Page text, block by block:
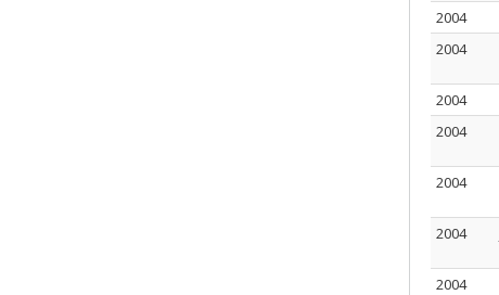
2004
2004
2004
2004
2004
2004
2004